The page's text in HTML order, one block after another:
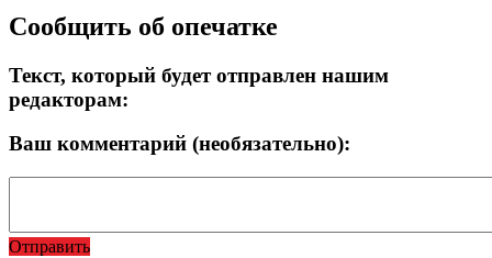
Сообщить об опечатке
Текст, который будет отправлен нашим
редакторам:
Ваш комментарий (необязательно):
Отправить